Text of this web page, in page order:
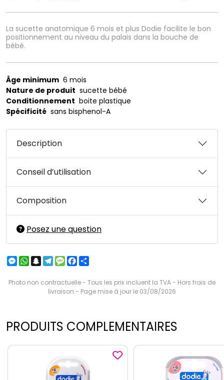
La sucette anatomique 6 mois et plus Dodie facilite le bon
positionnement au niveau du palais dans la bouche de
bébé.
Âge minimum 6 mois
Nature de produit sucette bébé
Conditionnement boite plastique
Spécificité sans bisphenol-A
Description
Conseil d’utilisation
Composition
Posez une question
Messenger
WhatsApp
Snapchat
Telegram
MessageFacebook
Photo non contractuelle - Tous les prix incluent la TVA - Hors frais de
livraison - Page mise à jour le 03/08/2026
PRODUITS COMPLEMENTAIRES